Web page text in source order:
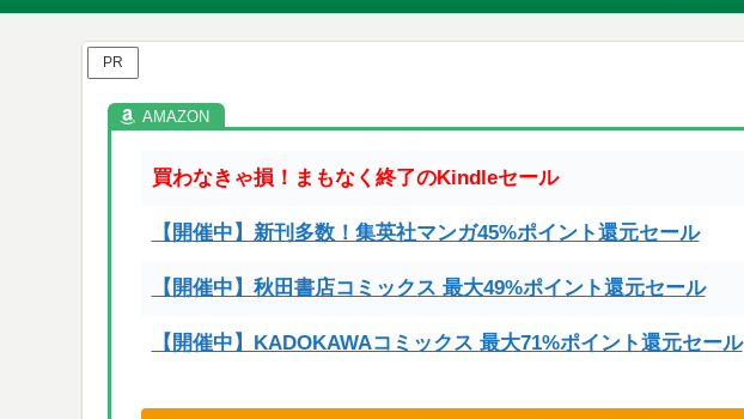
PR
買わなきゃ損！まもなく終了のKindleセール
【開催中】新刊多数！集英社マンガ45%ポイント還元セール
【開催中】秋田書店コミックス 最大49%ポイント還元セール
【開催中】KADOKAWAコミックス 最大71%ポイント還元セール